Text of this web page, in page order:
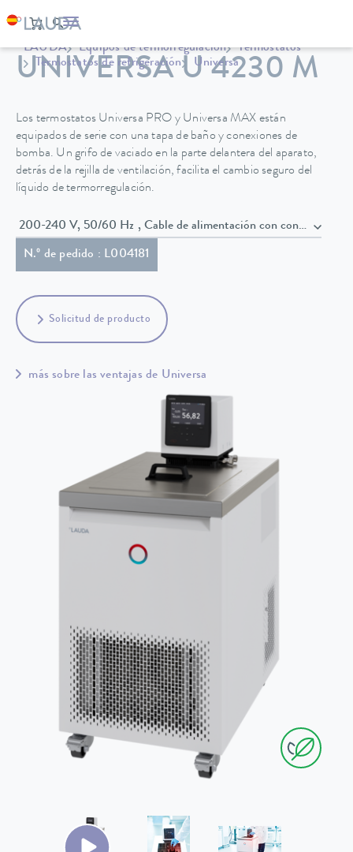
LAUDA Equipos de termorregulación
Termostatos
Termostatos de refrigeración
Universa
UNIVERSA U 4230 M
Los termostatos Universa PRO y Universa MAX están
equipados de serie con una tapa de baño y conexiones de
bomba. Un grifo de vaciado en la parte delantera del aparato,
detrás de la rejilla de ventilación, facilita el cambio seguro del
líquido de termorregulación.
200-240 V, 50/60 Hz , Cable de alimentación con
N.º de pedido : L004181
Solicitud de producto
más sobre las ventajas de Universa